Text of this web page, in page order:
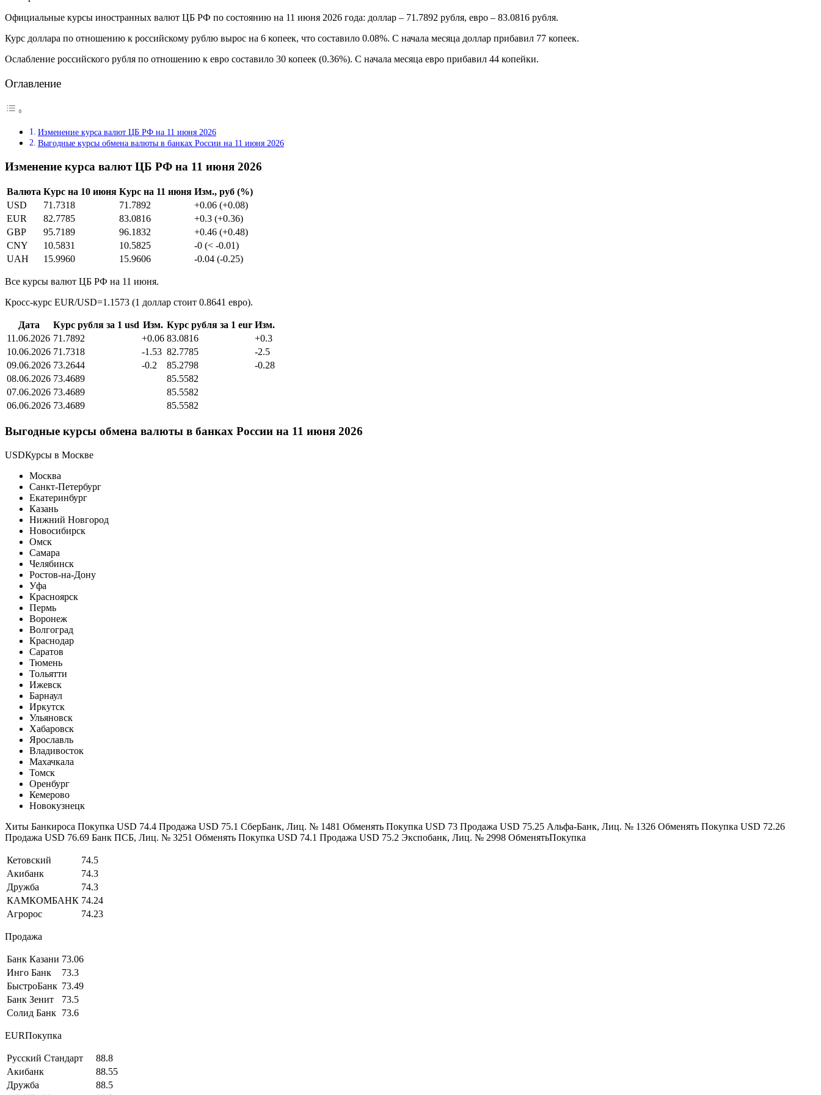
Официальные курсы иностранных валют ЦБ РФ по состоянию на 11 июня 2026 года: доллар – 71.7892 рубля, евро – 83.0816 рубля.
Курс доллара по отношению к российскому рублю вырос на 6 копеек, что составило 0.08%. С начала месяца доллар прибавил 77 копеек.
Ослабление российского рубля по отношению к евро составило 30 копеек (0.36%). С начала месяца евро прибавил 44 копейки.
Оглавление
Изменение курса валют ЦБ РФ на 11 июня 2026
Выгодные курсы обмена валюты в банках России на 11 июня 2026
Изменение курса валют ЦБ РФ на 11 июня 2026
Валюта Курс на 10 июня Курс на 11 июня Изм., руб (%)
USD
71.7318 71.7892
+0.06 (+0.08)
EUR
82.7785 83.0816
+0.3 (+0.36)
GBP
95.7189 96.1832
+0.46 (+0.48)
CNY
10.5831 10.5825
-0 (< -0.01)
UAH
15.9960 15.9606 -0.04 (-0.25)
Все курсы валют ЦБ РФ на 11 июня.
Кросс-курс EUR/USD=1.1573 (1 доллар стоит 0.8641 евро).
Дата Курс рубля за 1 usd Изм. Курс рубля за 1 eur Изм.
11.06.2026 71.7892 +0.06 83.0816
+0.3
10.06.2026 71.7318 -1.53 82.7785
-2.5
09.06.2026 73.2644 -0.2 85.2798
-0.28
08.06.2026 73.4689
85.5582
07.06.2026 73.4689
85.5582
06.06.2026 73.4689 85.5582
Выгодные курсы обмена валюты в банках России на 11 июня 2026
USDКурсы в Москве
Москва
Санкт-Петербург
Екатеринбург
Казань
Нижний Новгород
Новосибирск
Омск
Самара
Челябинск
Ростов-на-Дону
Уфа
Красноярск
Пермь
Воронеж
Волгоград
Краснодар
Саратов
Тюмень
Тольятти
Ижевск
Барнаул
Иркутск
Ульяновск
Хабаровск
Ярославль
Владивосток
Махачкала
Томск
Оренбург
Кемерово
Новокузнецк
Хиты Банкироса Покупка USD 74.4 Продажа USD 75.1 СберБанк, Лиц. № 1481 Обменять Покупка USD 73 Продажа USD 75.25 Альфа-Банк, Лиц. № 1326 Обменять Покупка USD 72.26
Продажа USD 76.69 Банк ПСБ, Лиц. № 3251 Обменять Покупка USD 74.1 Продажа USD 75.2 Экспобанк, Лиц. № 2998 ОбменятьПокупка
Кетовский
74.5
Акибанк
74.3
Дружба
74.3
КАМКОМБАНК 74.24
Агророс
74.23
Продажа
Банк Казани 73.06
Инго Банк
73.3
БыстроБанк 73.49
Банк Зенит
73.5
Солид Банк 73.6
EURПокупка
Русский Стандарт
88.8
Акибанк
88.55
Дружба
88.5